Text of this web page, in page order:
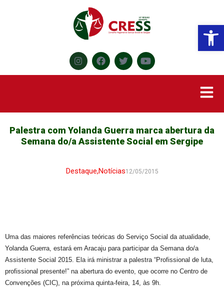
Palestra com Yolanda Guerra marca abertura da
Semana do/a Assistente Social em Sergipe
Destaque,Notícias12/05/2015
Uma das maiores referências teóricas do Serviço Social da atualidade,
Yolanda Guerra, estará em Aracaju para participar da Semana do/a
Assistente Social 2015. Ela irá ministrar a palestra “Profissional de luta,
profissional presente!” na abertura do evento, que ocorre no Centro de
Convenções (CIC), na próxima quinta-feira, 14, às 9h.